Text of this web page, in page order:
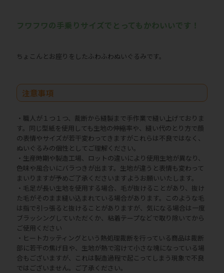
フワフワの手乗りサイズでとってもかわいいです！
ちょこんとお座りをしたふわふわぬいぐるみです。
注意事項
・職人が１つ１つ、裁断から縫製まで手作業で縫い上げておりま
す。同じ型紙を使用しても生地の伸縮率や、縫い代のとり方で顔
の表情やサイズが若干変わってきますがこれらは不良ではなく、
ぬいぐるみの個性としてご理解ください。
・生産時期や製造工場、ロットの違いにより使用生地が異なり、
色味や風合いにバラつきが出ます。生地が違うと表情も変わって
まいりますが予めご了承くださいますようお願いいたします。
・毛足が長い生地を使用する場合、毛が抜けることがあり、抜け
た毛がそのまま縫い込まれている場合があります。このような毛
は指で引っ張ると抜けることがありますが、気になる場合は一度
ブラッシングしていただくか、粘着テープなどで取り除いてから
ご使用ください
・ヒートカッティングという熱処理裁断を行っている商品は裁断
部に若干の焦げ目や、生地が熱で溶けて小さな塊になっている場
合もございますが、これは製造過程で起こってしまう現象で不良
ではございません。ご了承ください。